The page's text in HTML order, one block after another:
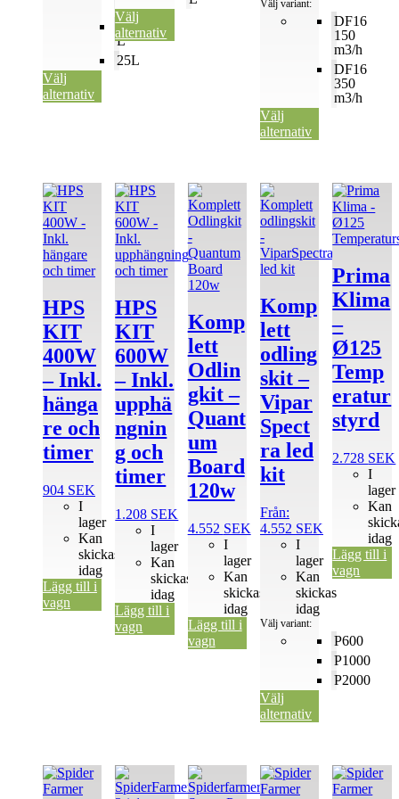
L
10
L
25L
Välj
alternativ
Välj
alternativ
DF16
150
m3/h
DF16
350
m3/h
Välj variant:
Välj
alternativ
HPS
KIT
400W
– Inkl.
hänga
re och
timer
904 SEK
I
lager
Kan
skickas
idag
Lägg till i
vagn
HPS
KIT
600W
– Inkl.
upphä
ngnin
g och
timer
1.208 SEK
I
lager
Kan
skickas
idag
Lägg till i
vagn
Komp
lett
Odlin
gkit –
Quant
um
Board
120w
4.552 SEK
I
lager
Kan
skickas
idag
Lägg till i
vagn
Komp
lett
odling
skit –
Vipar
Spect
ra led
kit
Från:
4.552 SEK
P600
P1000
P2000
I
lager
Kan
skickas
idag
Välj variant:
Välj
alternativ
Den
här
produkten
har
flera
varianter.
olika
alternativen
kan
väljas
på
produktsidan
Prima
Klima
–
Ø125
Temp
eratur
styrd
2.728 SEK
I
lager
Kan
idag
Lägg till i
vagn
Den
här
Den
här
Den
här